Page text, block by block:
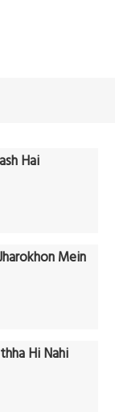
Hai
Mein
Hi Nahi